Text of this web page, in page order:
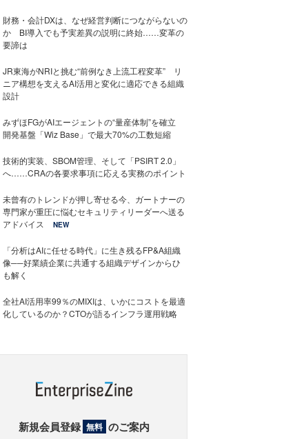
財務・会計DXは、なぜ経営判断につながらないの
か BI導入でも予実差異の説明に終始……変革の
要諦は
JR東海がNRIと挑む“前例なき上流工程変革” リ
ニア構想を支えるAI活用と変化に適応できる組織
設計
みずほFGがAIエージェントの“量産体制”を確立
開発基盤「Wiz Base」で最大70%の工数短縮
技術的実装、SBOM管理、そして「PSIRT 2.0」
へ……CRAの各要求事項に応える実務のポイント
未曾有のトレンドが押し寄せる今、ガートナーの
専門家が重圧に悩むセキュリティリーダーへ送る
アドバイス
NEW
「分析はAIに任せる時代」に生き残るFP&A組織
像──好業績企業に共通する組織デザインからひ
も解く
全社AI活用率99％のMIXIは、いかにコストを最適
化しているのか？CTOが語るインフラ運用戦略
新規会員登録 無料 のご案内